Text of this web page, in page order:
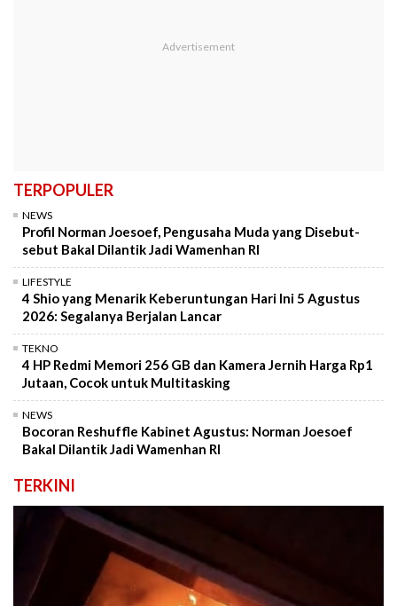
TERPOPULER
NEWS
Profil Norman Joesoef, Pengusaha Muda yang Disebut-
sebut Bakal Dilantik Jadi Wamenhan RI
LIFESTYLE
4 Shio yang Menarik Keberuntungan Hari Ini 5 Agustus
2026: Segalanya Berjalan Lancar
TEKNO
4 HP Redmi Memori 256 GB dan Kamera Jernih Harga Rp1
Jutaan, Cocok untuk Multitasking
NEWS
Bocoran Reshuffle Kabinet Agustus: Norman Joesoef
Bakal Dilantik Jadi Wamenhan RI
TERKINI